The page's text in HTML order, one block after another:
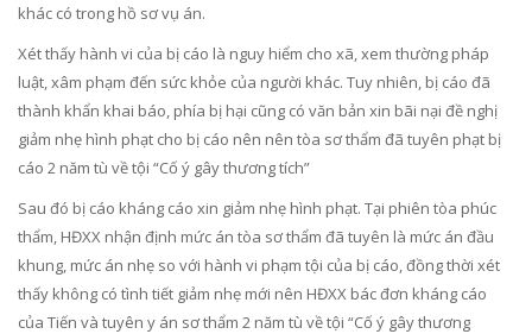
khác có trong hồ sơ vụ án.
Xét thấy hành vi của bị cáo là nguy hiểm cho xã, xem thường pháp
luật, xâm phạm đến sức khỏe của người khác. Tuy nhiên, bị cáo đã
thành khẩn khai báo, phía bị hại cũng có văn bản xin bãi nại đề nghị
giảm nhẹ hình phạt cho bị cáo nên nên tòa sơ thẩm đã tuyên phạt bị
cáo 2 năm tù về tội “Cố ý gây thương tích”
Sau đó bị cáo kháng cáo xin giảm nhẹ hình phạt. Tại phiên tòa phúc
thẩm, HĐXX nhận định mức án tòa sơ thẩm đã tuyên là mức án đầu
khung, mức án nhẹ so với hành vi phạm tội của bị cáo, đồng thời xét
thấy không có tình tiết giảm nhẹ mới nên HĐXX bác đơn kháng cáo
của Tiến và tuyên y án sơ thẩm 2 năm tù về tội “Cố ý gây thương